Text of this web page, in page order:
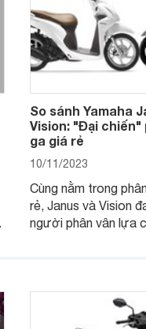
So sánh Yamaha
Vision: "Đại chiến"
ga giá rẻ
10/11/2023
Cùng nằm trong
rẻ, Janus và Vision
người phân vân lựa